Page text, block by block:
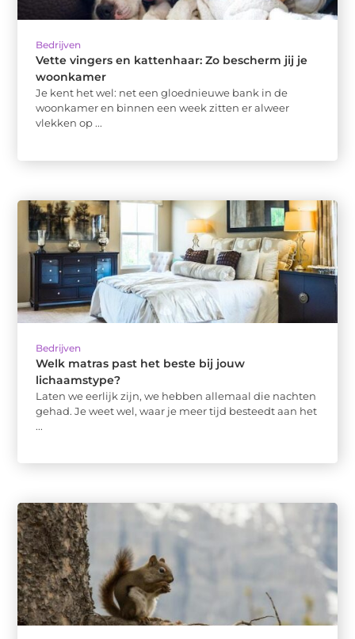
Bedrijven
Vette vingers en kattenhaar: Zo bescherm jij je
woonkamer
Je kent het wel: net een gloednieuwe bank in de
woonkamer en binnen een week zitten er alweer
vlekken op ...
Bedrijven
Welk matras past het beste bij jouw
lichaamstype?
Laten we eerlijk zijn, we hebben allemaal die nachten
gehad. Je weet wel, waar je meer tijd besteedt aan het
...